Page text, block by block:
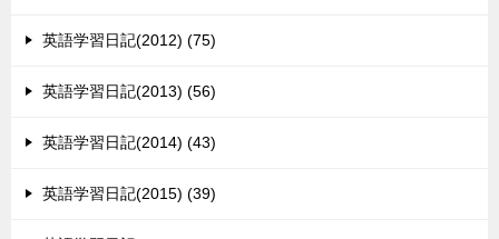
英語学習日記(2012) (75)
英語学習日記(2013) (56)
英語学習日記(2014) (43)
英語学習日記(2015) (39)